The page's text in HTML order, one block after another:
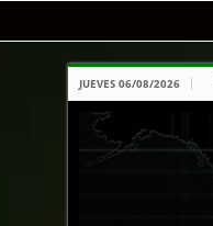
JUEVES 06/08/2026